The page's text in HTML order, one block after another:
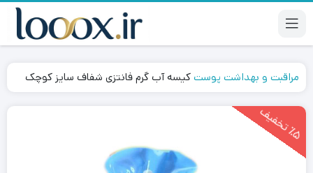
مراقبت و بهداشت پوستکیسه آب گرم فانتزی شفاف سایز کوچک
٪
5
ت
خ
ف
ی
ف